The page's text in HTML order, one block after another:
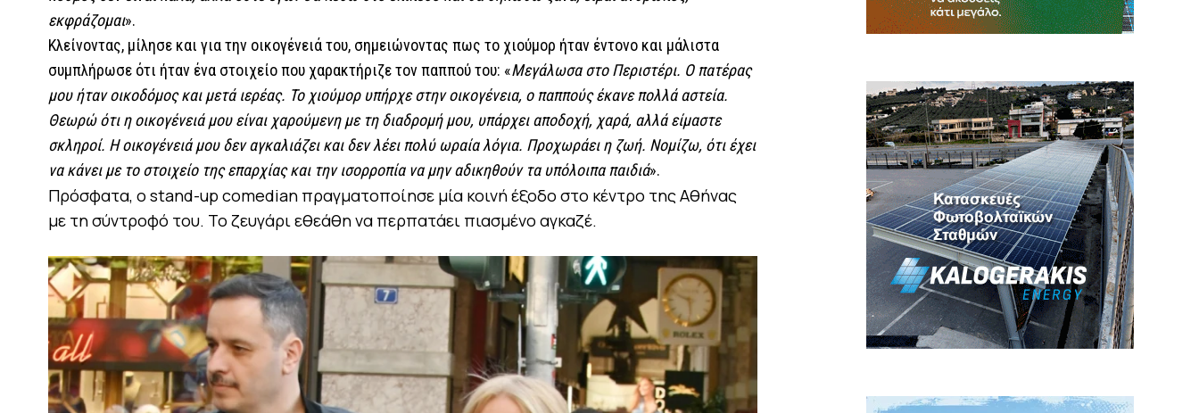
εκφράζομαι».
Κλείνοντας, μίλησε και για την οικογένειά του, σημειώνοντας πως το χιούμορ ήταν έντονο και μάλιστα
συμπλήρωσε ότι ήταν ένα στοιχείο που χαρακτήριζε τον παππού του: «Μεγάλωσα στο Περιστέρι. Ο πατέρας
μου ήταν οικοδόμος και μετά ιερέας. Το χιούμορ υπήρχε στην οικογένεια, ο παππούς έκανε πολλά αστεία.
Θεωρώ ότι η οικογένειά μου είναι χαρούμενη με τη διαδρομή μου, υπάρχει αποδοχή, χαρά, αλλά είμαστε
σκληροί. Η οικογένειά μου δεν αγκαλιάζει και δεν λέει πολύ ωραία λόγια. Προχωράει η ζωή. Νομίζω, ότι έχει
να κάνει με το στοιχείο της επαρχίας και την ισορροπία να μην αδικηθούν τα υπόλοιπα παιδιά».
Πρόσφατα, ο stand-up comedian πραγματοποίησε μία κοινή έξοδο στο κέντρο της Αθήνας
με τη σύντροφό του. Το ζευγάρι εθεάθη να περπατάει πιασμένο αγκαζέ.